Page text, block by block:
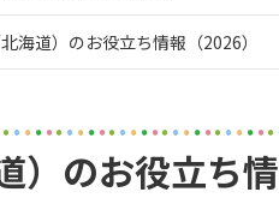
海道）のお役立ち情報（2026）
）のお役立ち情